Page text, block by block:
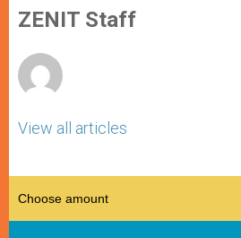
p
p
g
e
o
k
ZENIT Staff
View all articles